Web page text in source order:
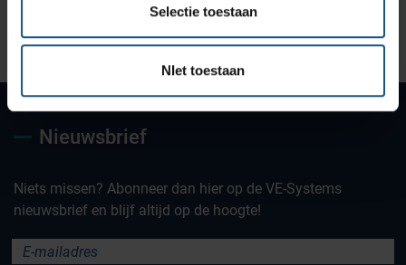
Selectie toestaan
NIet toestaan
deskundig advies
ervaring
Nieuwsbrief
Niets missen? Abonneer dan hier op de VE-Systems
nieuwsbrief en blijf altijd op de hoogte!